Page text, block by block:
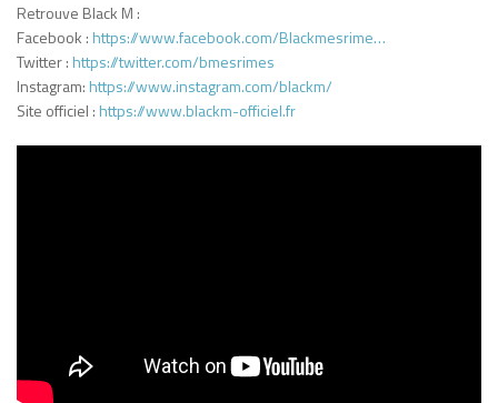
Retrouve Black M :
Facebook : https://www.facebook.com/Blackmesrime…
Twitter : https://twitter.com/bmesrimes
Instagram: https://www.instagram.com/blackm/
Site officiel : https://www.blackm-officiel.fr